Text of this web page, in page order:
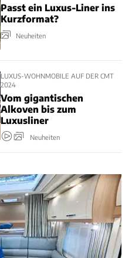
Passt ein Luxus-Liner ins
Kurzformat​?
Neuheiten
LUXUS-WOHNMOBILE AUF DER CMT
2024
Vom gigantischen
Alkoven bis zum
Luxusliner
Neuheiten